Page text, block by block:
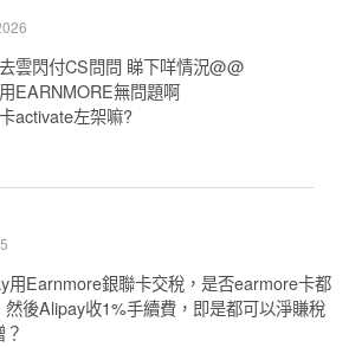
雲閃付CS問問 睇下咩情況@@
EARNMORE無問題啊
activate左架嘛?
用Earnmore銀聯卡交稅，是否earmore卡都
然後Alipay收1%手續費，即是都可以淨賺稅